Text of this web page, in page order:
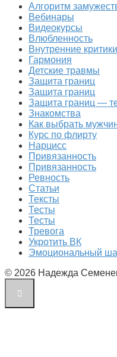
Алгоритм
Вебинары
Видеокурсы
Влюбленность
Внутренние критики
Гармония
Детские травмы
Защита границ
Защита границ
Защита границ —
Знакомства
Как выбрать
Курс по флирту
Нарцисс
Привязанность
Привязанность
Ревность
Статьи
Тексты
Тесты
Тесты
Тревога
Укротить ВК
Эмоциональный
© 2026 Надежда